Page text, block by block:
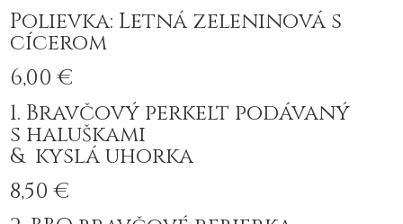
Polievka: Letná zeleninová s
cícerom
6,00 €
1. Bravčový perkelt podávaný
s haluškami
& kyslá uhorka
8,50 €